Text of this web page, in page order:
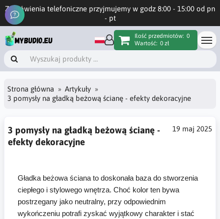
Zamówienia telefoniczne przyjmujemy w godz 8:00 - 15:00 od pn
- pt
Ilość przedmiotów: 0
Wartość: 0 zł
Strona główna
Artykuły
3 pomysły na gładką beżową ścianę - efekty dekoracyjne
19 maj 2025
3 pomysły na gładką beżową ścianę -
efekty dekoracyjne
Gładka beżowa ściana to doskonała baza do stworzenia
ciepłego i stylowego wnętrza. Choć kolor ten bywa
postrzegany jako neutralny, przy odpowiednim
wykończeniu potrafi zyskać wyjątkowy charakter i stać